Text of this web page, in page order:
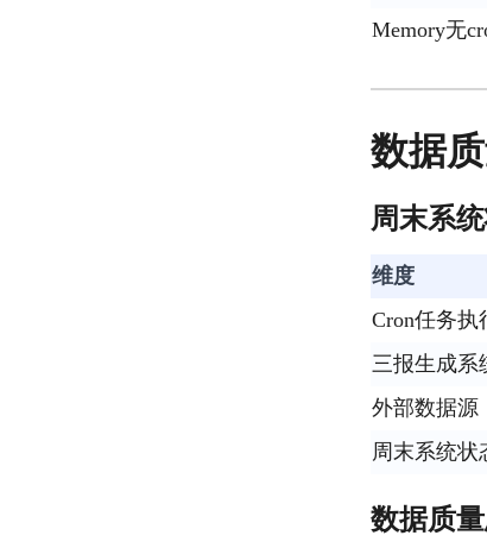
Memory无
数据
周末系
维度
Cron任务执
三报生成系
外部数据源
周末系统状
数据质量